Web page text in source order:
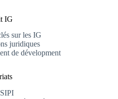
IG
sur les IG
juridiques
de dévelopment